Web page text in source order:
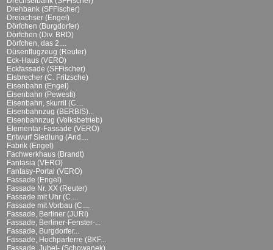
Drehbank (SFFischer)
Dreiachser (Engel)
Dörfchen (Burgdorfer)
Dörfchen (Div. BRD)
Dörfchen, das 2....
Düsenflugzeug (Reuter)
Eck-Haus (VERO)
Eckfassade (SFFischer)
Eisbrecher (C. Fritzsche)
Eisenbahn (Engel)
Eisenbahn (Pewesti)
Eisenbahn, skurril (C....
Eisenbahnzug (BERBIS)...
Eisenbahnzug (Volksbetrieb)
Elementar-Fassade (VERO)
Entwurf Siedlung (And....
Fabrik (Engel)
Fachwerkhaus (Brandt)
Fantasia (VERO)
Fantasy-Portal (VERO)
Fassade (Engel)
Fassade Nr. XX (Reuter)
Fassade mit Uhr (C....
Fassade mit Vorbau (C....
Fassade, Berliner (JURI)
Fassade, Berliner-Fenster-...
Fassade, Burgdorfer...
Fassade, Hochparterre (BKF...
Fassade, Jubel- (Schowanek)